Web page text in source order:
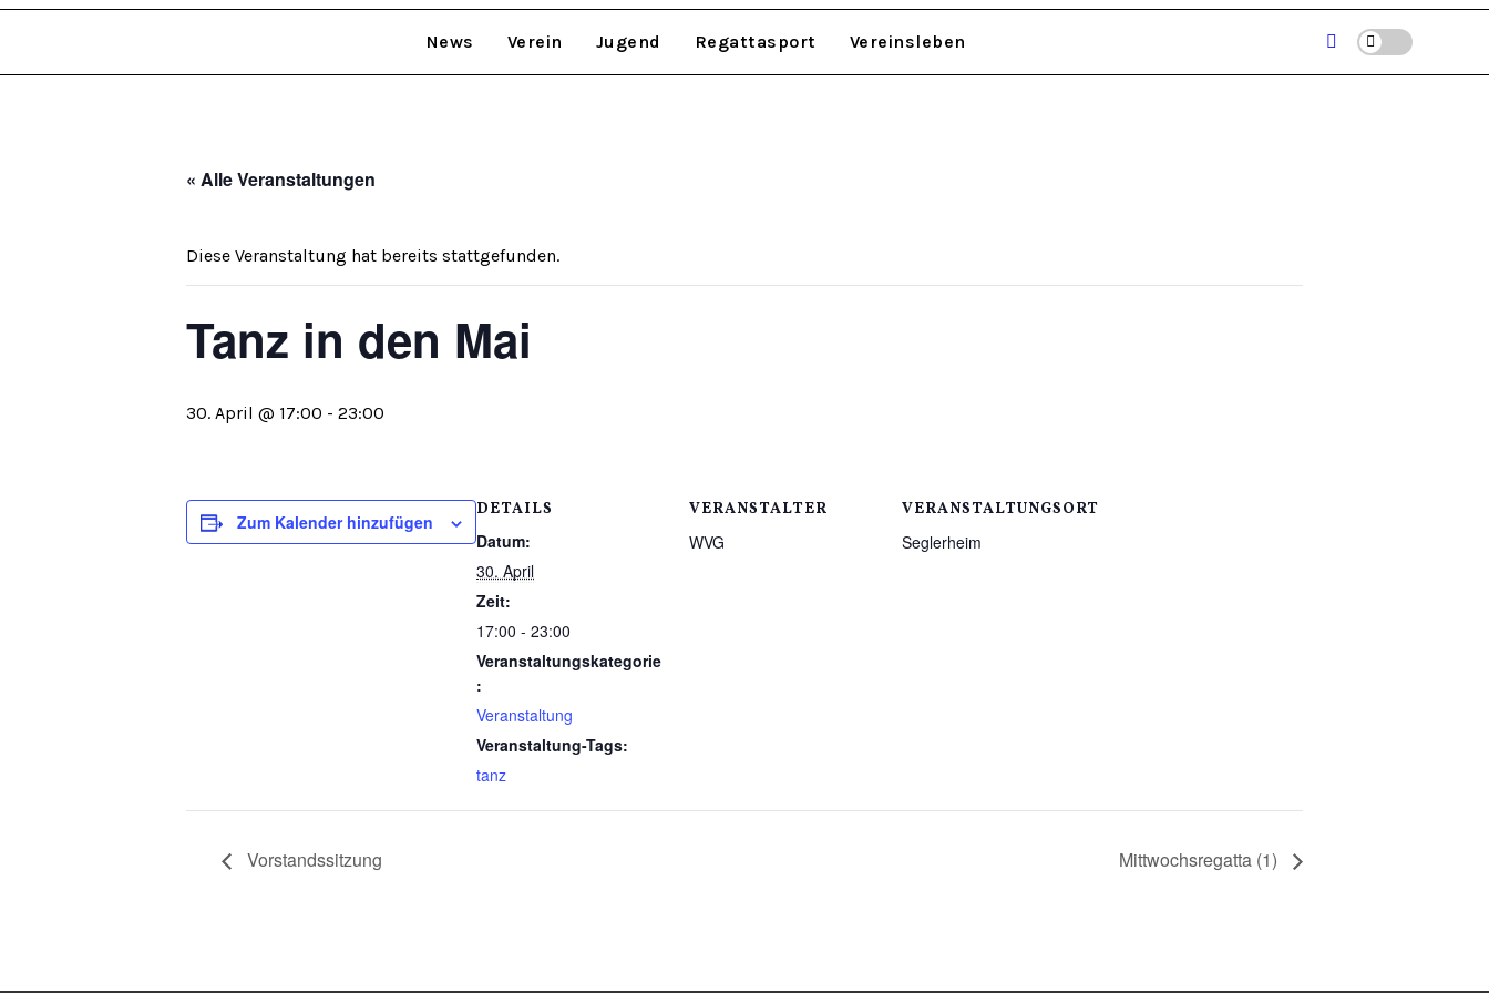
News Verein Jugend Regattasport Vereinsleben
« Alle Veranstaltungen
Diese Veranstaltung hat bereits stattgefunden.
Tanz in den Mai
30. April @ 17:00 - 23:00
Zum Kalender hinzufügen
DETAILS
Datum:
30. April
Zeit:
17:00 - 23:00
Veranstaltungskategorie
:
Veranstaltung
Veranstaltung-Tags:
tanz
VERANSTALTER
WVG
VERANSTALTUNGSORT
Seglerheim
Vorstandssitzung Mittwochsregatta (1)